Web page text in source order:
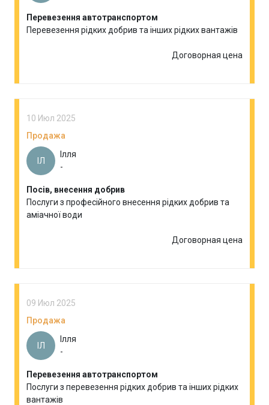
Перевезення автотранспортом
Перевезення рідких добрив та інших рідких вантажів
Договорная цена
10 Июл 2025
Продажа
ІЛ
Ілля
-
Посів, внесення добрив
Послуги з професійного внесення рідких добрив та
аміачної води
Договорная цена
09 Июл 2025
Продажа
ІЛ
Ілля
-
Перевезення автотранспортом
Послуги з перевезення рідких добрив та інших рідких
вантажів